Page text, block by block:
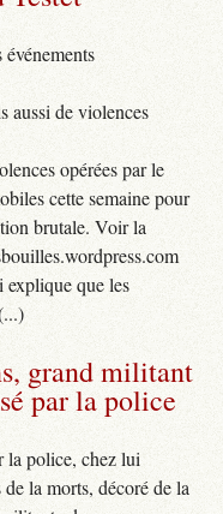
aussi de violences
opérées par le
cette semaine pour
brutale. Voir la
explique que les
grand militant
par la police
la police, chez lui
la morts, décoré de la